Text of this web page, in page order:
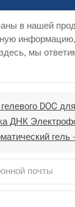
в нашей
мы
DOC для
ДНК
гель